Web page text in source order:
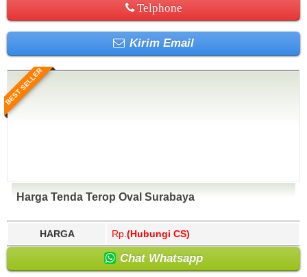
Telphone
Kirim Email
BEST SELLER
Harga Tenda Terop Oval Surabaya
HARGA Rp. (Hubungi CS)
Chat Whatsapp